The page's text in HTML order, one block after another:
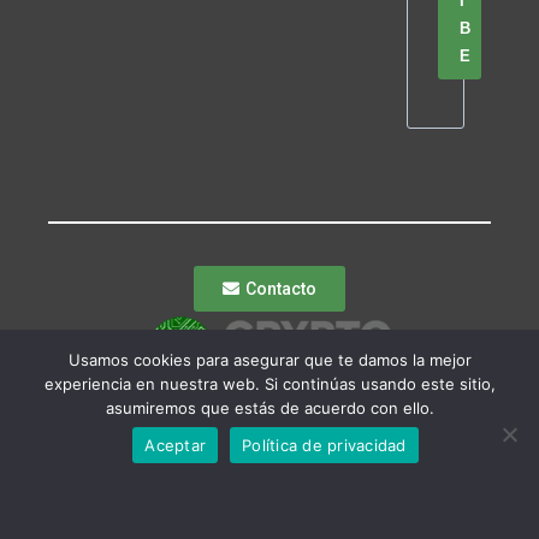
B
E
Contacto
Usamos cookies para asegurar que te damos la mejor
experiencia en nuestra web. Si continúas usando este sitio,
asumiremos que estás de acuerdo con ello.
Aceptar
Política de privacidad